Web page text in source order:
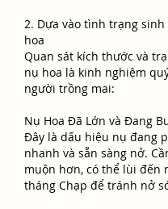
2. Dựa vào tình trạng sinh
hoa
Quan sát kích thước và
nụ hoa là kinh nghiệm
người trồng mai:
Nụ Hoa Đã Lớn và Đang
Đây là dấu hiệu nụ đang
nhanh và sẵn sàng nở.
muộn hơn, có thể lùi đến
tháng Chạp để tránh nở